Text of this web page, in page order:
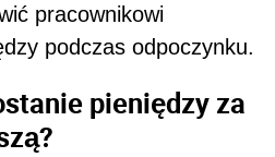
pracownikowi
podczas odpoczynku.
pieniędzy za